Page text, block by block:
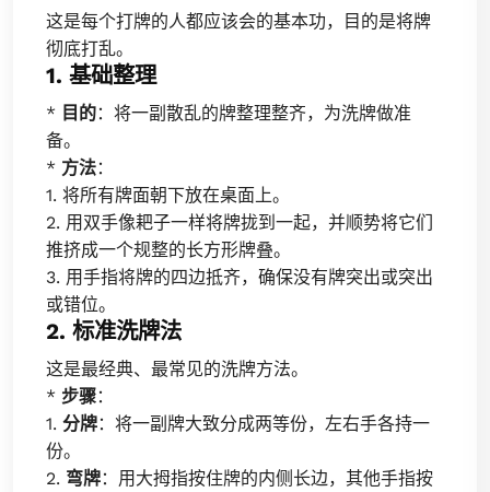
这是每个打牌的人都应该会的基本功，目的是将牌
彻底打乱。
1. 基础整理
* 目的：将一副散乱的牌整理整齐，为洗牌做准
备。
* 方法：
1. 将所有牌面朝下放在桌面上。
2. 用双手像耙子一样将牌拢到一起，并顺势将它们
推挤成一个规整的长方形牌叠。
3. 用手指将牌的四边抵齐，确保没有牌突出或突出
或错位。
2. 标准洗牌法
这是最经典、最常见的洗牌方法。
* 步骤：
1. 分牌：将一副牌大致分成两等份，左右手各持一
份。
2. 弯牌：用大拇指按住牌的内侧长边，其他手指按